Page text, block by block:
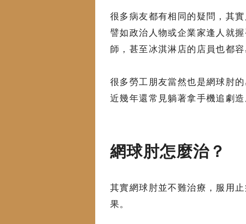
很多病友都有相同的疑問，其
譬如政治人物或企業家逢人就
師，甚至冰淇淋店的店員也都容
很多勞工朋友當然也是網球肘
近幾年還常見躺著拿手機追劇造
網球肘怎麼治？
其實網球肘並不難治療，服用
果。